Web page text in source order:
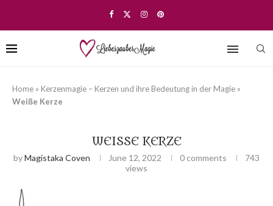
Home » Kerzenmagie – Kerzen und ihre Bedeutung in der Magie »
Weiße Kerze
WEISSE KERZE
byMagistaka Coven June 12, 2022 0 comments
743
views